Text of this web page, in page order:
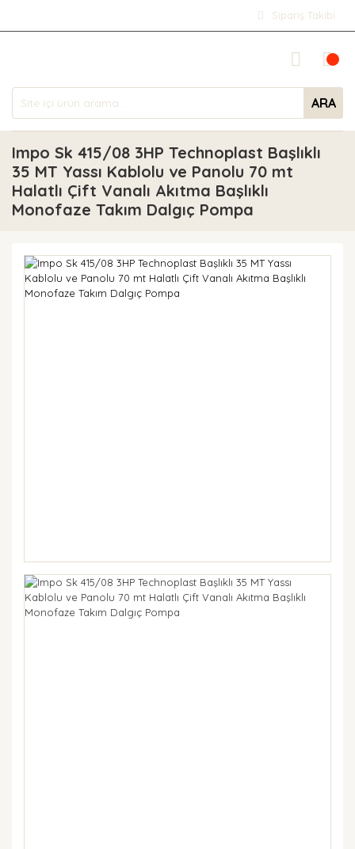
Sipariş Takibi
ARA
Impo Sk 415/08 3HP Technoplast Başlıklı
35 MT Yassı Kablolu ve Panolu 70 mt
Halatlı Çift Vanalı Akıtma Başlıklı
Monofaze Takım Dalgıç Pompa